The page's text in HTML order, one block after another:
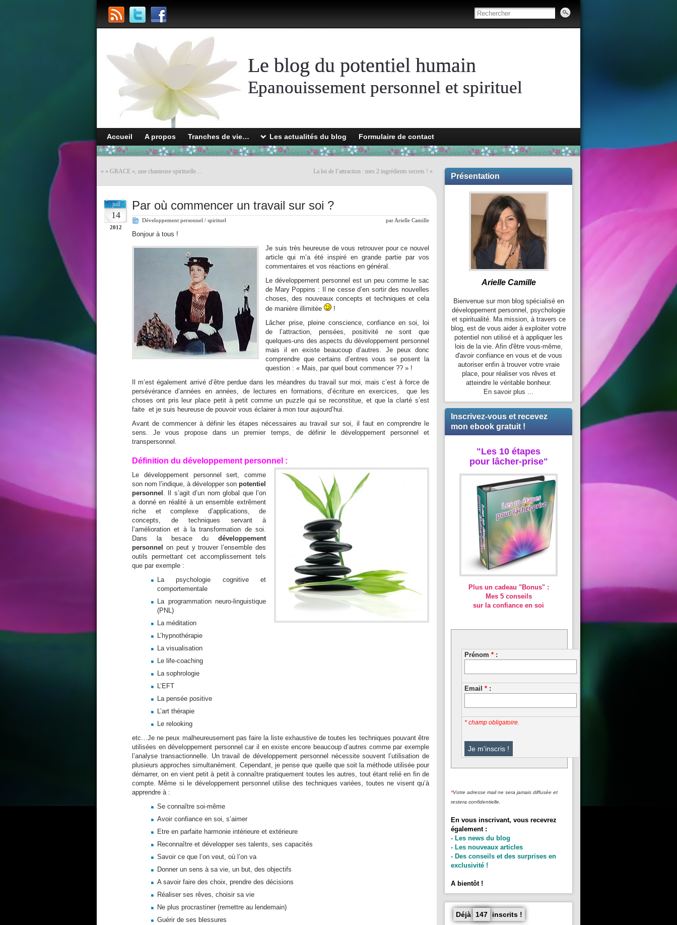
Le blog du potentiel humain
Epanouissement personnel et spirituel
Accueil A propos Tranches de vie… Les actualités du blog Formulaire de contact
« « GRACE », une chanteuse spirituelle… La loi de l’attraction : mes 2 ingrédients secrets ! »
juil
14
2012
Par où commencer un travail sur soi ?
Développement personnel / spirituel par Arielle Camille
Bonjour à tous !
Je suis très heureuse de vous retrouver pour ce nouvel
article qui m’a été inspiré en grande partie par vos
commentaires et vos réactions en général.
Le développement personnel est un peu comme le sac
de Mary Poppins : Il ne cesse d’en sortir des nouvelles
choses, des nouveaux concepts et techniques et cela
de manière illimitée
!
Lâcher prise, pleine conscience, confiance en soi, loi
de l’attraction, pensées, positivité ne sont que
quelques-uns des aspects du développement personnel
mais il en existe beaucoup d’autres. Je peux donc
comprendre que certains d’entres vous se posent la
question : « Mais, par quel bout commencer ?? » !
Il m’est également arrivé d’être perdue dans les méandres du travail sur moi, mais c’est à force de
persévérance d’années en années, de lectures en formations, d’écriture en exercices, que les
choses ont pris leur place petit à petit comme un puzzle qui se reconstitue, et que la clarté s’est
faite et je suis heureuse de pouvoir vous éclairer à mon tour aujourd’hui.
Avant de commencer à définir les étapes nécessaires au travail sur soi, il faut en comprendre le
sens. Je vous propose dans un premier temps, de définir le développement personnel et
transpersonnel.
Définition du développement personnel :
Le développement personnel sert, comme
son nom l’indique, à développer son potentiel
personnel . Il s’agit d’un nom global que l’on
a donné en réalité à un ensemble extrêment
riche et complexe d’applications, de
concepts, de techniques servant à
l’amélioration et à la transformation de soi.
Dans la besace du développement
personnel on peut y trouver l’ensemble des
outils permettant cet accomplissement tels
que par exemple :
La psychologie cognitive et
comportementale
La programmation neuro-linguistique
(PNL)
La méditation
L’hypnothérapie
La visualisation
Le life-coaching
La sophrologie
L’EFT
La pensée positive
L’art thérapie
Le relooking
etc…Je ne peux malheureusement pas faire la liste exhaustive de toutes les techniques pouvant être
utilisées en développement personnel car il en existe encore beaucoup d’autres comme par exemple
l’analyse transactionnelle. Un travail de développement personnel nécessite souvent l’utilisation de
plusieurs approches simultanément. Cependant, je pense que quelle que soit la méthode utilisée pour
démarrer, on en vient petit à petit à connaître pratiquement toutes les autres, tout étant relié en fin de
compte. Même si le développement personnel utilise des techniques variées, toutes ne visent qu’à
apprendre à :
Se connaître soi-même
Avoir confiance en soi, s’aimer
Etre en parfaite harmonie intérieure et extérieure
Reconnaître et développer ses talents, ses capacités
Savoir ce que l’on veut, où l’on va
Donner un sens à sa vie, un but, des objectifs
A savoir faire des choix, prendre des décisions
Réaliser ses rêves, choisir sa vie
Ne plus procrastiner (remettre au lendemain)
Guérir de ses blessures
Présentation
Arielle Camille
Bienvenue sur mon blog spécialisé en
développement personnel, psychologie
et spiritualité. Ma mission, à travers ce
blog, est de vous aider à exploiter votre
potentiel non utilisé et à appliquer les
lois de la vie. Afin d'être vous-même,
d'avoir confiance en vous et de vous
autoriser enfin à trouver votre vraie
place, pour réaliser vos rêves et
atteindre le véritable bonheur.
En savoir plus ...
Inscrivez-vous et recevez
mon ebook gratuit !
"Les 10 étapes
pour lâcher-prise"
Plus un cadeau "Bonus" :
Mes 5 conseils
sur la confiance en soi
Prénom * :
Email * :
* champ obligatoire.
*Votre adresse mail ne sera jamais diffusée et
restera confidentielle.
En vous inscrivant, vous recevrez
également :
- Les news du blog
- Les nouveaux articles
- Des conseils et des surprises en
exclusivité !
A bientôt !
Déjà 147 inscrits !